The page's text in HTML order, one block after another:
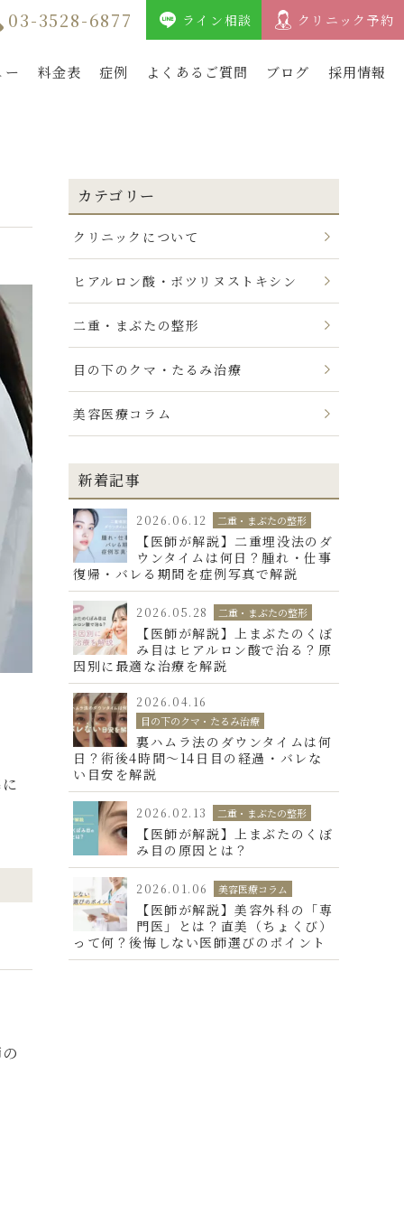
03-3528-6877 ライン相談 クリニック予約
ー 料金表 症例 よくあるご質問 ブログ 採用情報
カテゴリー
クリニックについて
ヒアルロン酸・ボツリヌストキシン
二重・まぶたの整形
目の下のクマ・たるみ治療
美容医療コラム
新着記事
2026.06.12 二重・まぶたの整形
【医師が解説】二重埋没法のダ
ウンタイムは何日？腫れ・仕事
復帰・バレる期間を症例写真で解説
2026.05.28 二重・まぶたの整形
【医師が解説】上まぶたのくぼ
み目はヒアルロン酸で治る？原
因別に最適な治療を解説
2026.04.16
目の下のクマ・たるみ治療
裏ハムラ法のダウンタイムは何
日？術後4時間〜14日目の経過・バレな
い目安を解説
2026.02.13 二重・まぶたの整形
【医師が解説】上まぶたのくぼ
み目の原因とは？
2026.01.06 美容医療コラム
【医師が解説】美容外科の「専
門医」とは？直美（ちょくび）
って何？後悔しない医師選びのポイント